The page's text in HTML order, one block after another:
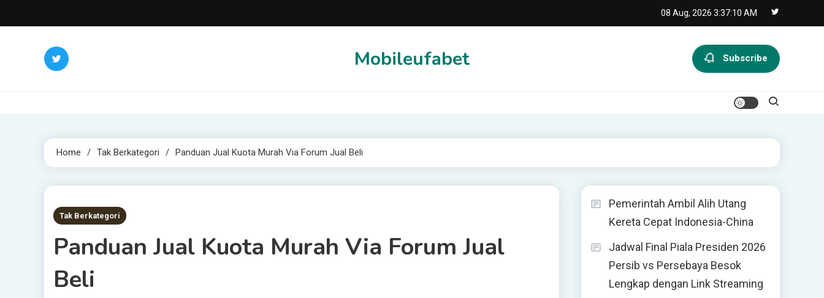
to
08 Aug, 2026 3:37:11 AM
Mobileufabet Subscribe
Home Tak Berkategori Panduan Jual Kuota Murah Via Forum Jual Beli
2 MINS READ
Tak Berkategori
Panduan Jual Kuota Murah Via Forum Jual
Beli
Pemerintah Ambil Alih Utang
Kereta Cepat Indonesia-China
Jadwal Final Piala Presiden 2026
Persib vs Persebaya Besok
Lengkap dengan Link Streaming